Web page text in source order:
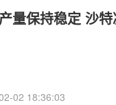
量保持稳定 沙
02 18:36:03